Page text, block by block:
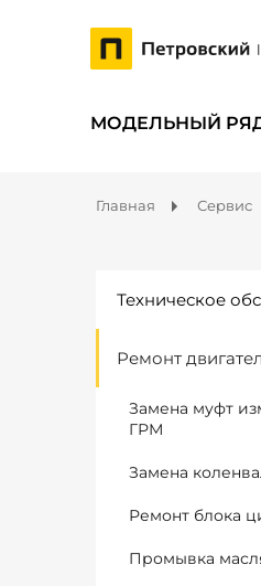
МОДЕЛЬНЫЙ
Главная Сервис
Техническое
Ремонт
Замена муфт
ГРМ
Замена
Ремонт блока
Промывка